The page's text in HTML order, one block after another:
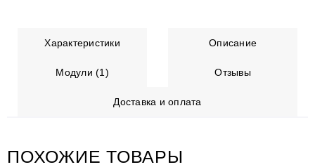
Характеристики Описание
Модули (1) Отзывы
Доставка и оплата
ПОХОЖИЕ ТОВАРЫ